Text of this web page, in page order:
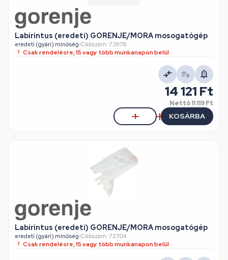
Labirintus (eredeti) GORENJE/MORA mosogatógép
eredeti (gyári) minőség•Cikkszám: 73978
Csak rendelésre, 15 vagy több munkanapon belül
14 121 Ft
Nettó11 119 Ft
KOSÁRBA
Labirintus (eredeti) GORENJE/MORA mosogatógép
eredeti (gyári) minőség•Cikkszám: 72704
Csak rendelésre, 15 vagy több munkanapon belül